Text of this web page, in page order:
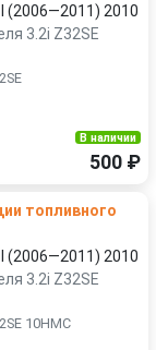
(2006—2011) 2010
3.2i Z32SE
В наличии
500 ₽
топливного
(2006—2011) 2010
3.2i Z32SE
10HMC